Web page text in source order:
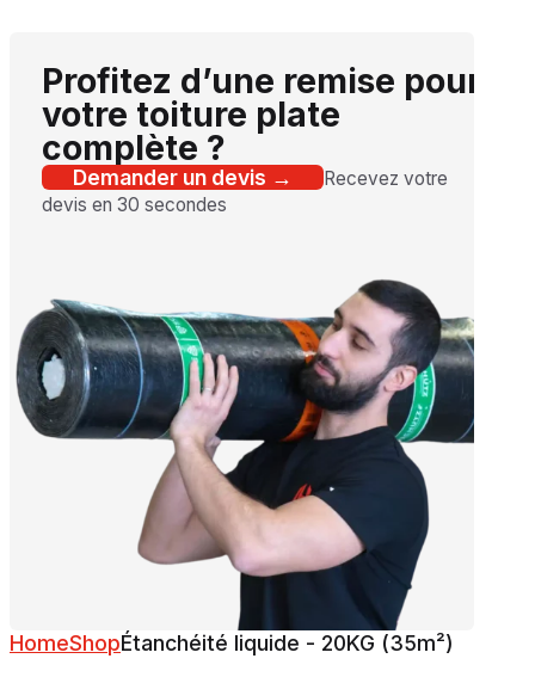
Profitez d’une remise pour
votre toiture plate
complète ?
Demander un devis →
Recevez votre
devis en 30 secondes
HomeShopÉtanchéité liquide - 20KG (35m²)